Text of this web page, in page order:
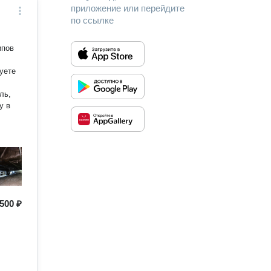
в
₽
приложение или перейдите
по ссылке